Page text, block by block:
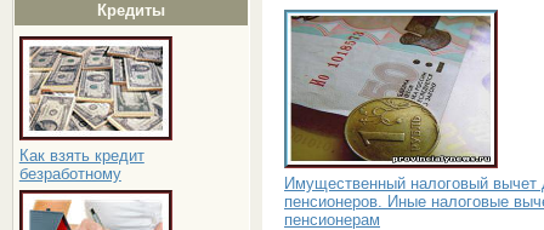
Кредиты
Как взять кредит
безработному
Имущественный налоговый вычет
пенсионеров. Иные налоговые
пенсионерам